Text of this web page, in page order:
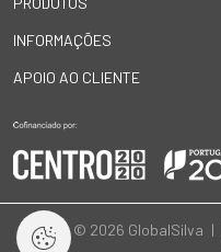
INFORMAÇÕES
APOIO AO CLIENTE
© 2026 GlobalSilva |